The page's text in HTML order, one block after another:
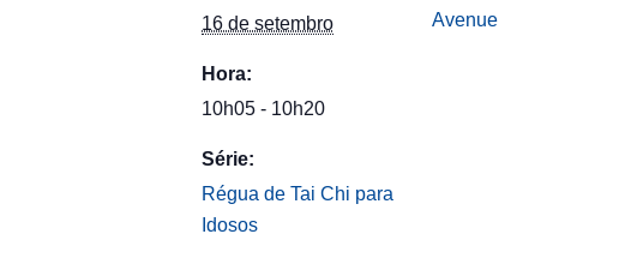
16 de setembro
Hora:
10h05 - 10h20
Série:
Régua de Tai Chi para
Idosos
Avenue